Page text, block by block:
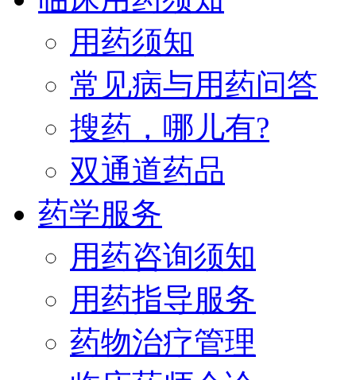
用药须知
常见病与用药问答
搜药，哪儿有?
双通道药品
药学服务
用药咨询须知
用药指导服务
药物治疗管理